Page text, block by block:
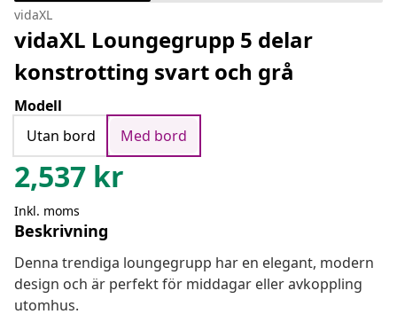
vidaXL
vidaXL Loungegrupp 5 delar
konstrotting svart och grå
Modell
Utan bord
Med bord
2,537 kr
Inkl. moms
Beskrivning
Denna trendiga loungegrupp har en elegant, modern
design och är perfekt för middagar eller avkoppling
utomhus.